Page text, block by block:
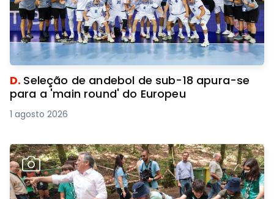
D. Seleção de andebol de sub-18 apura-se
para a 'main round' do Europeu
1 agosto 2026